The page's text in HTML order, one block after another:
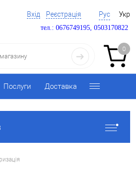
Вхід Реєстрація Рус Укр
тел.: 0676749195, 0503170822
0
Послуги Доставка